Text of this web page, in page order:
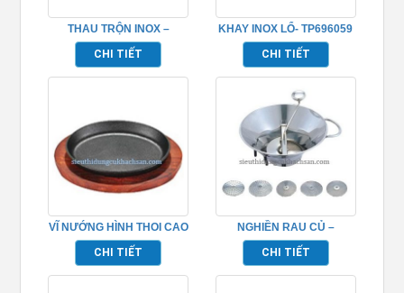
THAU TRỘN INOX –
TP696039
CHI TIẾT
KHAY INOX LỔ- TP696059
CHI TIẾT
VĨ NƯỚNG HÌNH THOI CAO
CẤP – TP696079
CHI TIẾT
NGHIỀN RAU CỦ –
TP696089
CHI TIẾT